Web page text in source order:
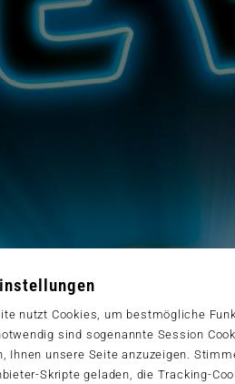
nutzt Cookies, um bestmögliche
sind sogenannte Session
Ihnen unsere Seite anzuzeigen.
Skripte geladen, die Tracking-